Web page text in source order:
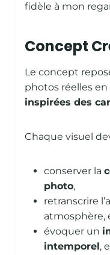
fidèle à mon
Concept
Le concept
photos réelles en
inspirées des
Chaque visuel
conserver la
photo,
retranscrire
atmosphère,
évoquer un
intemporel,